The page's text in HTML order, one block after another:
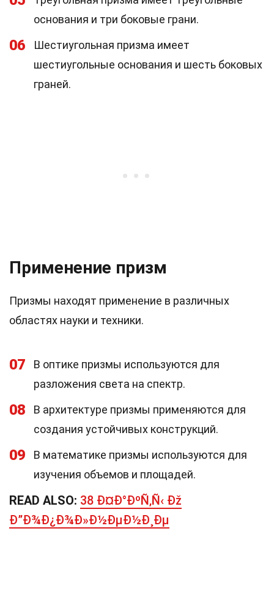
основания и три боковые грани.
06
Шестиугольная призма имеет
шестиугольные основания и шесть боковых
граней.
Применение призм
Призмы находят применение в различных
областях науки и техники.
07
В оптике призмы используются для
разложения света на спектр.
08
В архитектуре призмы применяются для
создания устойчивых конструкций.
09
В математике призмы используются для
изучения объемов и площадей.
READ ALSO: 38 Ð¤Ð°ÐºÑ‚Ñ‹ Ðž
Ð”Ð¾Ð¿Ð¾Ð»Ð½ÐµÐ½Ð¸Ðµ